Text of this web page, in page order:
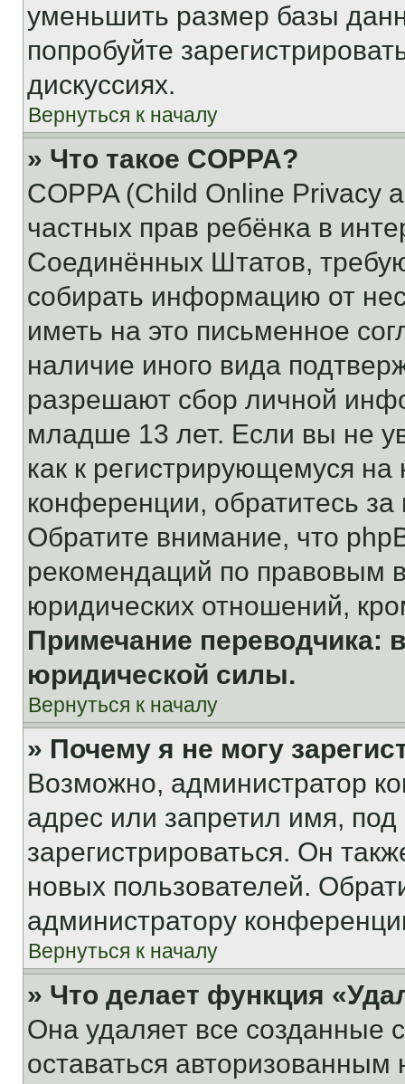
уменьшить размер базы
попробуйте
дискуссиях.
Вернуться к началу
» Что такое COPPA?
COPPA (Child Online Privacy
частных прав ребёнка в
Соединённых Штатов,
собирать информацию от
иметь на это письменное
наличие иного вида
разрешают сбор личной
младше 13 лет. Если вы не
как к регистрирующемуся
конференции, обратитесь
Обратите внимание, что
рекомендаций по правовым
юридических отношений,
Примечание переводчика:
юридической силы.
Вернуться к началу
» Почему я не могу
Возможно, администратор
адрес или запретил имя,
зарегистрироваться. Он
новых пользователей.
администратору
Вернуться к началу
» Что делает функция
Она удаляет все созданные
оставаться